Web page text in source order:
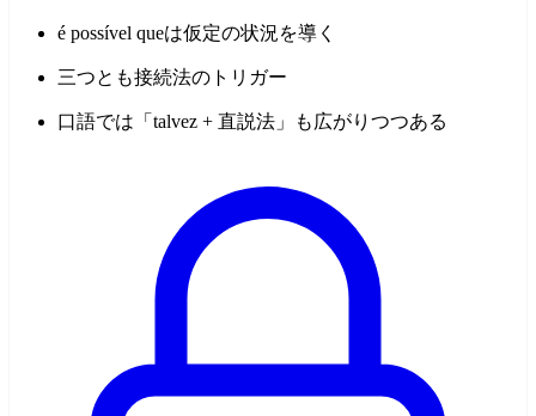
é possível queは仮定の状況を導く
三つとも接続法のトリガー
口語では「talvez + 直説法」も広がりつつある